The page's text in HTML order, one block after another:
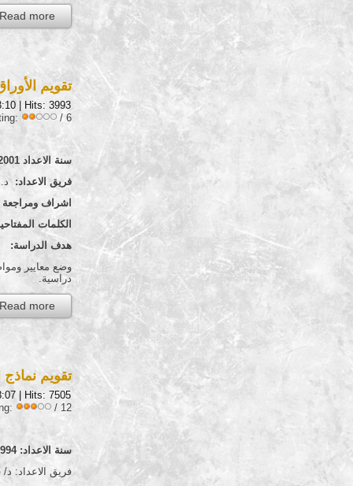
Read more...
تقويم الأوراق
| Hits: 3993
/ 6
سنة الاعداد 2001
فريق الاعداد: د.
اشراف ومراجعة
الكلمات
هدف الدراسة:
وضع معايير
دراسية.
Read more...
تقويم نماذج
| Hits: 7505
/ 12
سنة الاعداد: 1994
فريق الاعداد: